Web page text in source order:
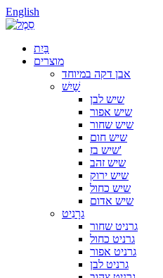
English
בַּיִת
מוצרים
אבן דקה במיוחד
שַׁיִשׁ
שיש לבן
שיש אפור
שיש שחור
שיש חום
שיש בז'
שיש זהב
שיש ירוק
שיש כחול
שיש אדום
גרָנִיט
גרניט שחור
גרניט כחול
גרניט אפור
גרניט לבן